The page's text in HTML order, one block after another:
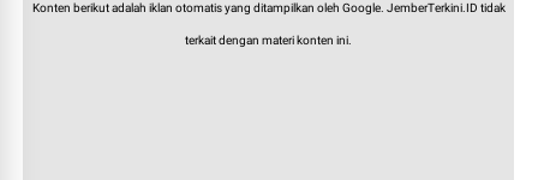
Konten berikut adalah iklan otomatis yang ditampilkan oleh Google. JemberTerkini.ID tidak
terkait dengan materi konten ini.